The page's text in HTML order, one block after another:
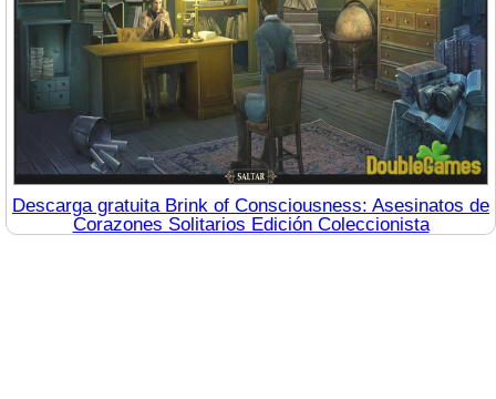
Descarga gratuita Brink of Consciousness: Asesinatos de
Corazones Solitarios Edición Coleccionista